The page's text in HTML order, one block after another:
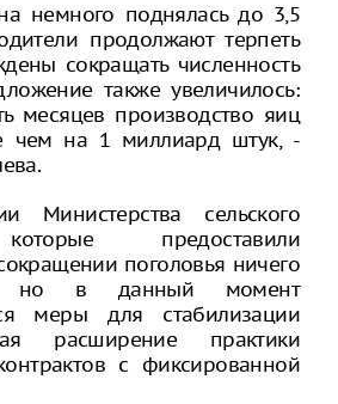
немного поднялась до 3,5
продолжают терпеть
сокращать численность
также увеличилось:
месяцев производство яиц
чем на 1 миллиард штук, -
Министерства сельского
предоставили
поголовья ничего
но в данный момент
меры для стабилизации
расширение практики
с фиксированной